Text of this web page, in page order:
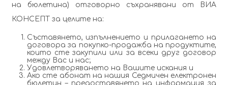
на бюлетина) отговорно съхранявани от ВИА
КОНСЕПТ за целите на:
Съставянето, изпълнението и прилагането на
договора за покупко-продажба на продуктите,
които сте закупили или за всеки друг договор
между Вас и нас;
Удовлетворяването на Вашите искания и
Ако сте абонат на нашия Седмичен електронен
бюлетин – предоставянето на информация за